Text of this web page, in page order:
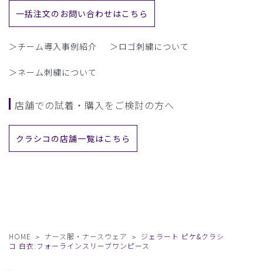
一括注文のお問い合わせはこちら
＞チーム導入事例紹介 ＞ロゴ刺繍について
＞ネーム刺繍について
店舗での試着・購入をご検討の方へ
クラシコの店舗一覧はこちら
HOME ナース服・ナースウェア
ジェラート ピケ&クラシ
コ 白衣:フォーラインスリーブワンピース